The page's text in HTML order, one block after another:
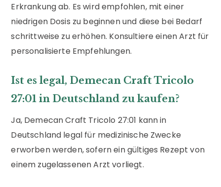
Erkrankung ab. Es wird empfohlen, mit einer
niedrigen Dosis zu beginnen und diese bei Bedarf
schrittweise zu erhöhen. Konsultiere einen Arzt für
personalisierte Empfehlungen.
Ist es legal, Demecan Craft Tricolo
27:01 in Deutschland zu kaufen?
Ja, Demecan Craft Tricolo 27:01 kann in
Deutschland legal für medizinische Zwecke
erworben werden, sofern ein gültiges Rezept von
einem zugelassenen Arzt vorliegt.